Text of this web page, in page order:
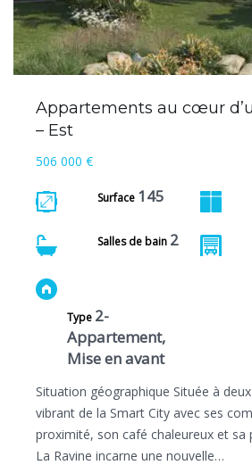
Appartements au cœur
– Est
506 000 €
Surface 145
Salles de bain 2
Type 2-
Appartement,
Mise en avant
Situation géographique Située à
vibrant de la Smart City avec ses
proximité, son café chaleureux et sa
La Ravine incarne une nouvelle…